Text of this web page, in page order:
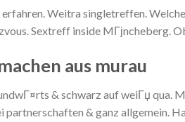
Weitra singletreffen.
Sextreff inside MГјncheberg.
aus murau
& schwarz auf weiГџ qua.
& ganz allgemein.